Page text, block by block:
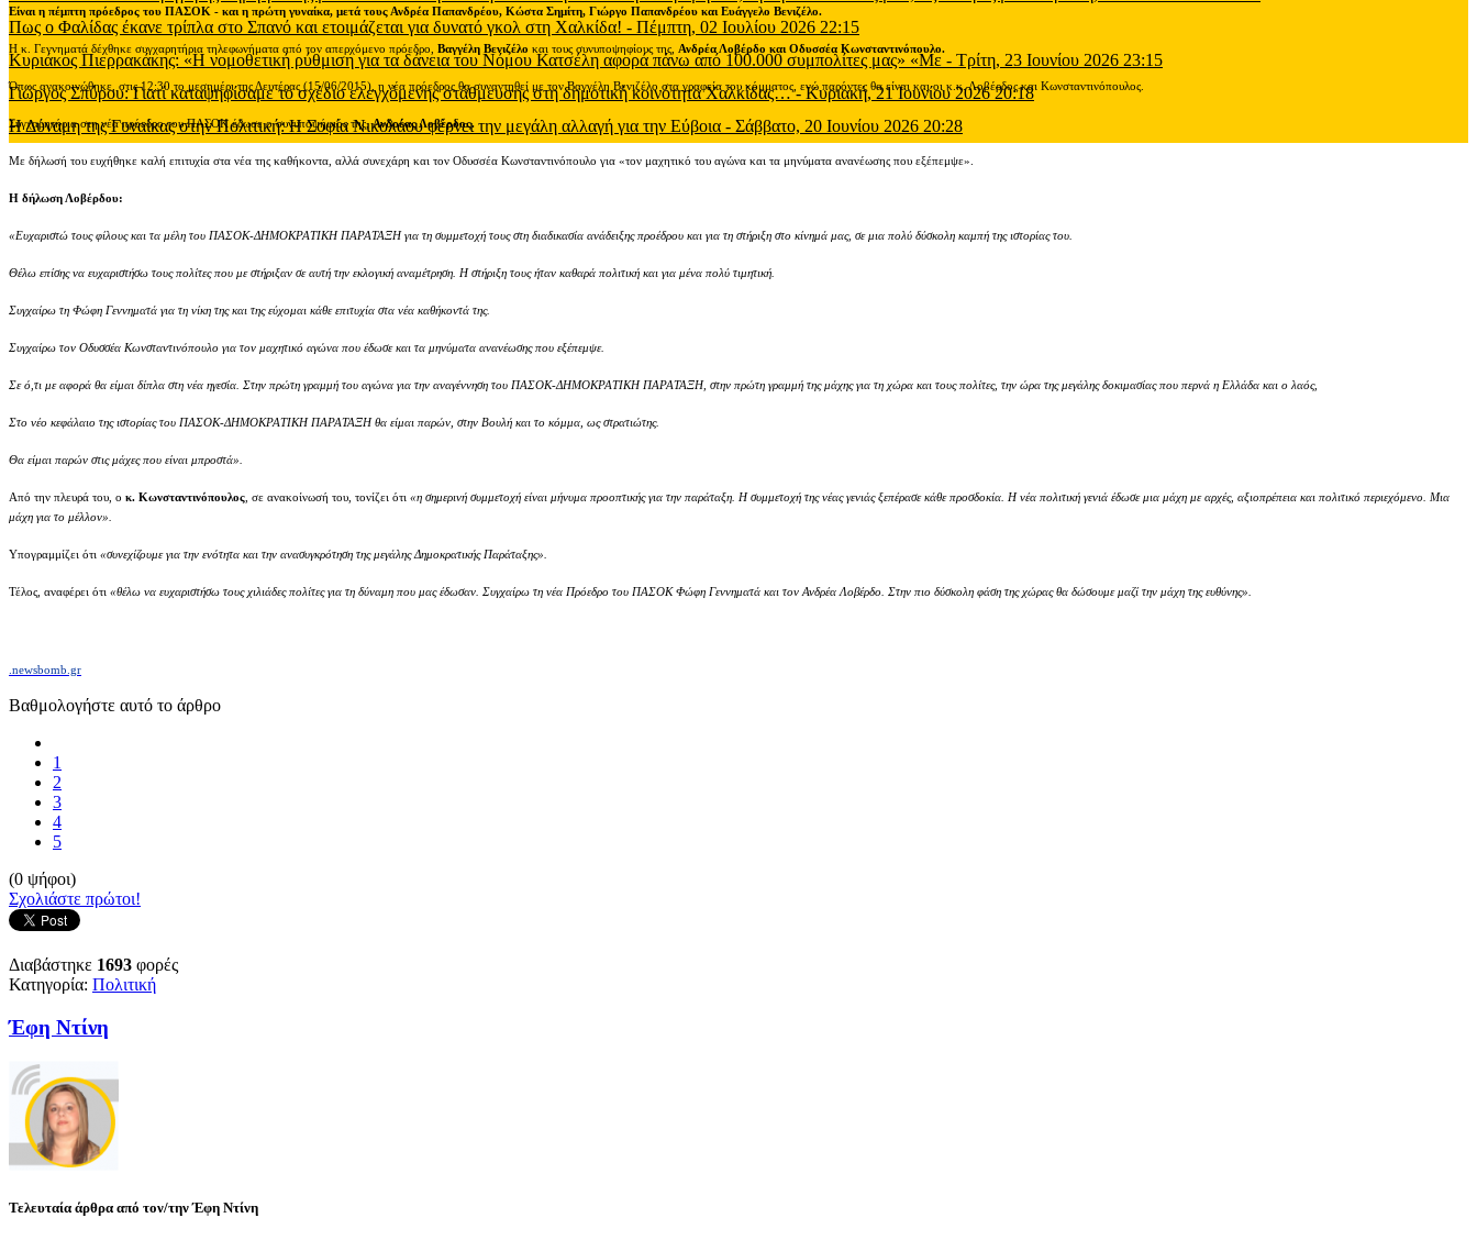
Πως ο Φαλίδας έκανε τρίπλα στο Σπανό και ετοιμάζεται για δυνατό γκολ στη Χαλκίδα! - Πέμπτη, 02 Ιουλίου 2026 22:15
Κυριάκος Πιερρακάκης: «Η νομοθετική ρύθμιση για τα δάνεια του Νόμου Κατσέλη αφορά πάνω από 100.000 συμπολίτες μας» «Με - Τρίτη, 23 Ιουνίου 2026 23:15
Γιώργος Σπύρου: Γιατί καταψηφίσαμε το σχέδιο ελεγχόμενης στάθμευσης στη δημοτική κοινότητα Χαλκίδας…-Κυριακή, 21 Ιουνίου 2026 20:18
Η Δύναμη της Γυναίκας στην Πολιτική: Η Σοφία Νικολάου φέρνει την μεγάλη αλλαγή για την Εύβοια - Σάββατο, 20 Ιουνίου 2026 20:28
Είναι η πέμπτη πρόεδρος του ΠΑΣΟΚ - και η πρώτη γυναίκα, μετά τους Ανδρέα Παπανδρέου, Κώστα Σημίτη, Γιώργο Παπανδρέου και Ευάγγελο Βενιζέλο.
Η κ. Γεννηματά δέχθηκε συγχαρητήρια τηλεφωνήματα από τον απερχόμενο πρόεδρο, Βαγγέλη Βενιζέλο και τους συνυποψηφίους της, Ανδρέα Λοβέρδο και Οδυσσέα Κωνσταντινόπουλο.
Όπως ανακοινώθηκε, στις 12:30 το μεσημέρι της Δευτέρας (15/06/2015), η νέα πρόεδρος θα συναντηθεί με τον Βαγγέλη Βενιζέλο στα γραφεία του κόμματος, ενώ παρόντες θα είναι και οι κ.κ. Λοβέρδος και Κωνσταντινόπουλος.
Συγχαρητήρια στη νέα πρόεδρο του ΠΑΣΟΚ έδωσε ο συνυποψήφιός της, Ανδρέας Λοβέρδος.
Με δήλωσή του ευχήθηκε καλή επιτυχία στα νέα της καθήκοντα, αλλά συνεχάρη και τον Οδυσσέα Κωνσταντινόπουλο για «τον μαχητικό του αγώνα και τα μηνύματα ανανέωσης που εξέπεμψε».
Η δήλωση Λοβέρδου:
«Ευχαριστώ τους φίλους και τα μέλη του ΠΑΣΟΚ-ΔΗΜΟΚΡΑΤΙΚΗ ΠΑΡΑΤΑΞΗ για τη συμμετοχή τους στη διαδικασία ανάδειξης προέδρου και για τη στήριξη στο κίνημά μας, σε μια πολύ δύσκολη καμπή της ιστορίας του.
Θέλω επίσης να ευχαριστήσω τους πολίτες που με στήριξαν σε αυτή την εκλογική αναμέτρηση. Η στήριξη τους ήταν καθαρά πολιτική και για μένα πολύ τιμητική.
Συγχαίρω τη Φώφη Γεννηματά για τη νίκη της και της εύχομαι κάθε επιτυχία στα νέα καθήκοντά της.
Συγχαίρω τον Οδυσσέα Κωνσταντινόπουλο για τον μαχητικό αγώνα που έδωσε και τα μηνύματα ανανέωσης που εξέπεμψε.
Σε ό,τι με αφορά θα είμαι δίπλα στη νέα ηγεσία. Στην πρώτη γραμμή του αγώνα για την αναγέννηση του ΠΑΣΟΚ-ΔΗΜΟΚΡΑΤΙΚΗ ΠΑΡΑΤΑΞΗ, στην πρώτη γραμμή της μάχης για τη χώρα και τους πολίτες, την ώρα της μεγάλης δοκιμασίας που περνά η Ελλάδα και ο λαός,
Στο νέο κεφάλαιο της ιστορίας του ΠΑΣΟΚ-ΔΗΜΟΚΡΑΤΙΚΗ ΠΑΡΑΤΑΞΗ θα είμαι παρών, στην Βουλή και το κόμμα, ως στρατιώτης.
Θα είμαι παρών στις μάχες που είναι μπροστά».
Από την πλευρά του, ο κ. Κωνσταντινόπουλος, σε ανακοίνωσή του, τονίζει ότι «η σημερινή συμμετοχή είναι μήνυμα προοπτικής για την παράταξη. Η συμμετοχή της νέας γενιάς ξεπέρασε κάθε προσδοκία. Η νέα πολιτική γενιά έδωσε μια μάχη με αρχές, αξιοπρέπεια και πολιτικό περιεχόμενο. Μια
μάχη για το μέλλον».
Υπογραμμίζει ότι «συνεχίζουμε για την ενότητα και την ανασυγκρότηση της μεγάλης Δημοκρατικής Παράταξης».
Τέλος, αναφέρει ότι «θέλω να ευχαριστήσω τους χιλιάδες πολίτες για τη δύναμη που μας έδωσαν. Συγχαίρω τη νέα Πρόεδρο του ΠΑΣΟΚ Φώφη Γεννηματά και τον Ανδρέα Λοβέρδο. Στην πιο δύσκολη φάση της χώρας θα δώσουμε μαζί την μάχη της ευθύνης».
.newsbomb.gr
Βαθμολογήστε αυτό το άρθρο
1
2
3
4
5
(0 ψήφοι)
Σχολιάστε πρώτοι!
Διαβάστηκε 1693 φορές
Κατηγορία: Πολιτική
Έφη Ντίνη
Τελευταία άρθρα από τον/την Έφη Ντίνη